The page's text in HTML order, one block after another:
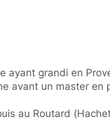
ayant grandi en
avant un master en
au Routard